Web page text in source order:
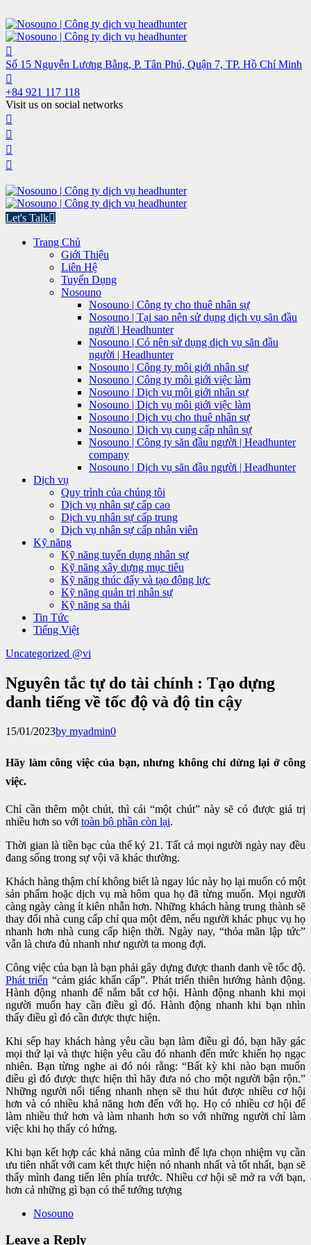
Số 15 Nguyễn Lương Bằng, P. Tân Phú, Quận 7, TP. Hồ Chí Minh
+84 921 117 118
Visit us on social networks
Let's Talk
Trang Chủ
Giới Thiệu
Liên Hệ
Tuyển Dụng
Nosouno
Nosouno | Công ty cho thuê nhân sự
Nosouno | Tại sao nên sử dụng dịch vụ săn đầu
người | Headhunter
Nosouno | Có nên sử dụng dịch vụ săn đầu
người | Headhunter
Nosouno | Công ty môi giới nhân sự
Nosouno | Công ty môi giới việc làm
Nosouno | Dịch vụ môi giới nhân sự
Nosouno | Dịch vụ môi giới việc làm
Nosouno | Dịch vụ cho thuê nhân sự
Nosouno | Dịch vụ cung cấp nhân sự
Nosouno | Công ty săn đầu người | Headhunter
company
Nosouno | Dịch vụ săn đầu người | Headhunter
Dịch vụ
Quy trình của chúng tôi
Dịch vụ nhân sự cấp cao
Dịch vụ nhân sự cấp trung
Dịch vụ nhân sự cấp nhân viên
Kỹ năng
Kỹ năng tuyển dụng nhân sự
Kỹ năng xây dựng mục tiêu
Kỹ năng thúc đẩy và tạo động lực
Kỹ năng quản trị nhân sự
Kỹ năng sa thải
Tin Tức
Tiếng Việt
Uncategorized @vi
Nguyên tắc tự do tài chính : Tạo dựng
danh tiếng về tốc độ và độ tin cậy
15/01/2023by myadmin0
Hãy làm công việc của bạn, nhưng không chỉ dừng lại ở công
việc.
Chỉ cần thêm một chút, thì cái “một chút” này sẽ có được giá trị
nhiều hơn so với toàn bộ phần còn lại.
Thời gian là tiền bạc của thế kỷ 21. Tất cả mọi người ngày nay đều
đang sống trong sự vội vã khác thường.
Khách hàng thậm chí không biết là ngay lúc này họ lại muốn có một
sản phẩm hoặc dịch vụ mà hôm qua họ đã từng muốn. Mọi người
càng ngày càng ít kiên nhẫn hơn. Những khách hàng trung thành sẽ
thay đổi nhà cung cấp chỉ qua một đêm, nếu người khác phục vụ họ
nhanh hơn nhà cung cấp hiện thời. Ngày nay, “thỏa mãn lập tức”
vẫn là chưa đủ nhanh như người ta mong đợi.
Công việc của bạn là bạn phải gây dựng được thanh danh về tốc độ.
Phát triển “cảm giác khẩn cấp”. Phát triển thiên hướng hành động.
Hành động nhanh để nắm bắt cơ hội. Hành động nhanh khi mọi
người muốn hay cần điều gì đó. Hành động nhanh khi bạn nhìn
thấy điều gì đó cần được thực hiện.
Khi sếp hay khách hàng yêu cầu bạn làm điều gì đó, bạn hãy gác
mọi thứ lại và thực hiện yêu cầu đó nhanh đến mức khiến họ ngạc
nhiên. Bạn từng nghe ai đó nói rằng: “Bất kỳ khi nào bạn muốn
điều gì đó được thực hiện thì hãy đưa nó cho một người bận rộn.”
Những người nổi tiếng nhanh nhẹn sẽ thu hút được nhiều cơ hội
hơn và có nhiều khả năng hơn đến với họ. Họ có nhiều cơ hội để
làm nhiều thứ hơn và làm nhanh hơn so với những người chỉ làm
việc khi họ thấy có hứng.
Khi bạn kết hợp các khả năng của mình để lựa chọn nhiệm vụ cần
ưu tiên nhất với cam kết thực hiện nó nhanh nhất và tốt nhất, bạn sẽ
thấy mình đang tiến lên phía trước. Nhiều cơ hội sẽ mở ra với bạn,
hơn cả những gì bạn có thể tưởng tượng
Nosouno
Leave a Reply